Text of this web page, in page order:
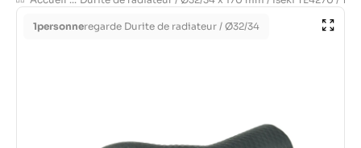
1personneregarde Durite de radiateur / Ø32/34